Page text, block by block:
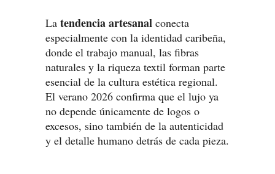
La tendencia artesanal conecta
especialmente con la identidad caribeña,
donde el trabajo manual, las fibras
naturales y la riqueza textil forman parte
esencial de la cultura estética regional.
El verano 2026 confirma que el lujo ya
no depende únicamente de logos o
excesos, sino también de la autenticidad
y el detalle humano detrás de cada pieza.